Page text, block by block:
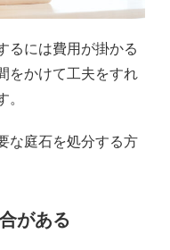
るには費用が掛かる
をかけて工夫をすれ
。
な庭石を処分する方
がある